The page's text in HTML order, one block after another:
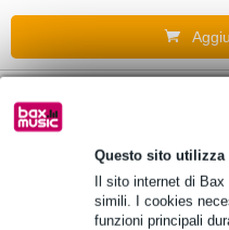
Questo sito utilizza
Il sito internet di
simili. I cookies
funzioni principali
3.
acciaio
Prezzo